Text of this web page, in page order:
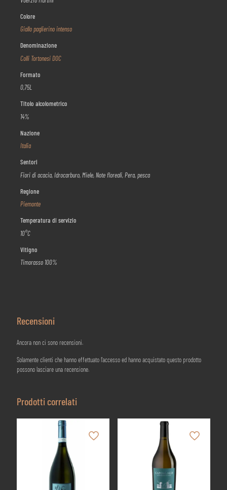
Colore
Giallo paglierino intenso
Denominazione
Colli Tortonesi DOC
Formato
0,75L
Titolo alcolometrico
14%
Nazione
Italia
Sentori
Fiori di acacia, Idrocarburo, Miele, Note floreali, Pera, pesca
Regione
Piemonte
Temperatura di servizio
10°C
Vitigno
Timorasso 100%
Recensioni
Ancora non ci sono recensioni.
Solamente clienti che hanno effettuato l'accesso ed hanno acquistato questo prodotto
possono lasciare una recensione.
Prodotti correlati